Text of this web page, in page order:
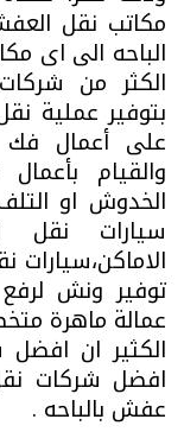
مكاتب نقل
الباحه الى اى
الكثر من
بتوفير عملية
على أعمال فك
والقيام
الخدوش او
سيارات نقل
توفير ونش لرفع
عمالة ماهرة
الكثير ان
افضل شركات
عفش بالباحه .